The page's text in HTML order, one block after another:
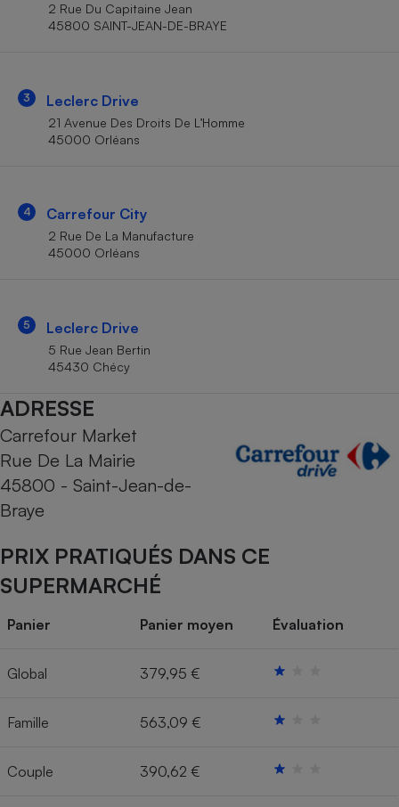
2 Rue Du Capitaine Jean
45800 SAINT-JEAN-DE-BRAYE
3 Leclerc Drive
21 Avenue Des Droits De L’Homme
45000 Orléans
4 Carrefour City
2 Rue De La Manufacture
45000 Orléans
5 Leclerc Drive
5 Rue Jean Bertin
45430 Chécy
ADRESSE
Carrefour Market
Rue De La Mairie
45800 - Saint-Jean-de-
Braye
PRIX PRATIQUÉS DANS CE
SUPERMARCHÉ
Panier Panier moyen Évaluation
Global 379,95 €
Famille 563,09 €
Couple 390,62 €